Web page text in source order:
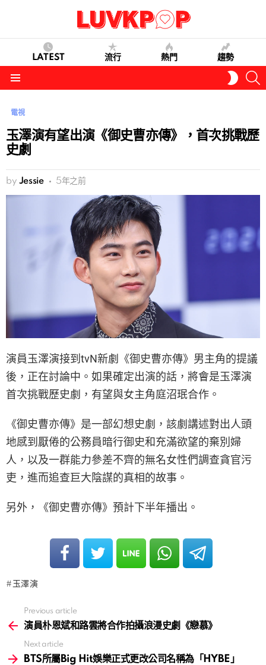
LATEST 流行 熱門 趨勢
SKIN
電視
玉澤演有望出演《御史曹亦傳》，首次挑戰歷
史劇
by Jessie 5年之前
演員玉澤演接到tvN新劇《御史曹亦傳》男主角的提議
後，正在討論中。如果確定出演的話，將會是玉澤演
首次挑戰歷史劇，有望與女主角庭沼珉合作。
《御史曹亦傳》是一部幻想史劇，該劇講述對出人頭
地感到厭倦的公務員暗行御史和充滿欲望的棄別婦
人，以及一群能力參差不齊的無名女性們調查貪官污
吏，進而追查巨大陰謀的真相的故事。
另外，《御史曹亦傳》預計下半年播出。
玉澤演
more
Previous article
演員朴恩斌和路雲將合作拍攝浪漫史劇《戀慕》
Next article
BTS所屬Big Hit娛樂正式更改公司名稱為「HYBE」